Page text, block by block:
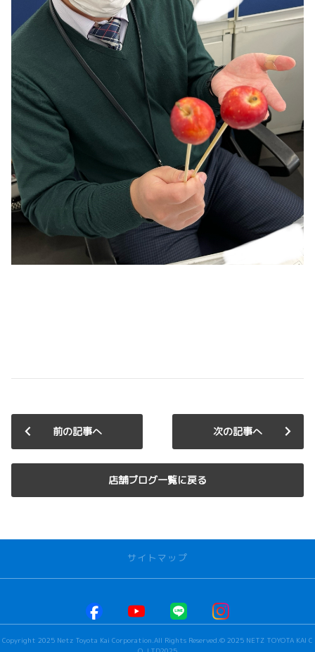
前の記事へ
店舗ブログ一覧に戻る
次の記事へ
サイトマップ
河口湖店
Copyright 2025 Netz Toyota Kai Corporation.All Rights Reserved.© 2025 NETZ TOYOTA KAI C